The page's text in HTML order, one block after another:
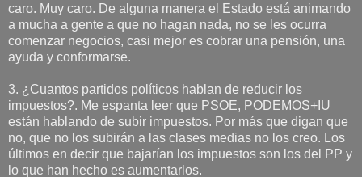
caro. Muy caro. De alguna manera el Estado está animando
a mucha a gente a que no hagan nada, no se les ocurra
comenzar negocios, casi mejor es cobrar una pensión, una
ayuda y conformarse.
3. ¿Cuantos partidos políticos hablan de reducir los
impuestos?. Me espanta leer que PSOE, PODEMOS+IU
están hablando de subir impuestos. Por más que digan que
no, que no los subirán a las clases medias no los creo. Los
últimos en decir que bajarían los impuestos son los del PP y
lo que han hecho es aumentarlos.